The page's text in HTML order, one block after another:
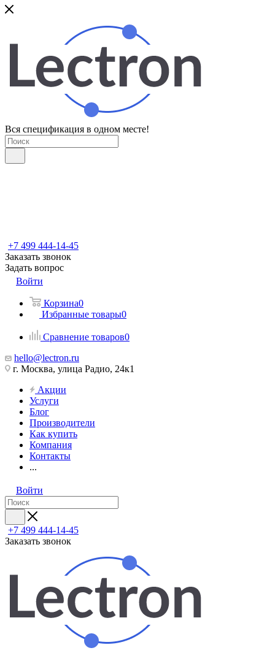
Вся спецификация в одном месте!
+7 499 444-14-45
Заказать звонок
Задать вопрос
Войти
Корзина0
Избранные товары0
Сравнение товаров0
hello@lectron.ru
г. Москва, улица Радио, 24к1
Акции
Услуги
Блог
Производители
Как купить
Компания
Контакты
...
Войти
+7 499 444-14-45
Заказать звонок